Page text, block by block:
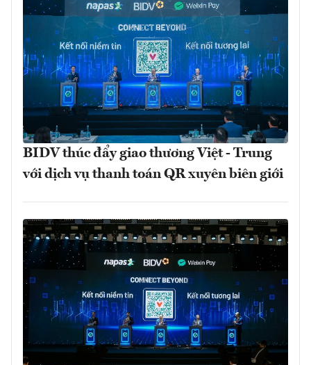
BIDV thúc đẩy giao thương Việt - Trung
với dịch vụ thanh toán QR xuyên biên giới